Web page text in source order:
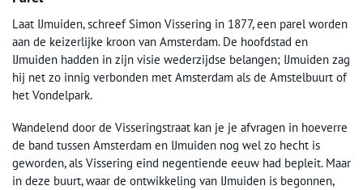
Laat IJmuiden, schreef Simon Vissering in 1877, een parel worden
aan de keizerlijke kroon van Amsterdam. De hoofdstad en
IJmuiden hadden in zijn visie wederzijdse belangen; IJmuiden zag
hij net zo innig verbonden met Amsterdam als de Amstelbuurt of
het Vondelpark.
Wandelend door de Visseringstraat kan je je afvragen in hoeverre
de band tussen Amsterdam en IJmuiden nog wel zo hecht is
geworden, als Vissering eind negentiende eeuw had bepleit. Maar
in deze buurt, waar de ontwikkeling van IJmuiden is begonnen,